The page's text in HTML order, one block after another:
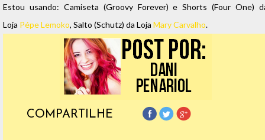
Estou usando: Camiseta (Groovy Forever) e Shorts (Four One)
Loja Pépe Lemoko, Salto (Schutz) da Loja Mary Carvalho.
COMPARTILHE